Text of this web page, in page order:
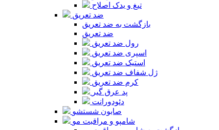
تیغ و یدک اصلاح
ضد تعریق
بازگشت به ضد تعریق
ضد تعریق
رول ضد تعریق
اسپری ضد تعریق
استیک ضد تعریق
ژل شفاف ضد تعریق
کرم ضد تعریق
پد عرق گیر
دئودورانت
صابون شستشو
شامپو و مراقبت مو